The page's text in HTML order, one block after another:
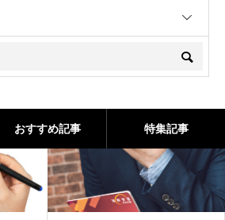
おすすめ記事 特集記事